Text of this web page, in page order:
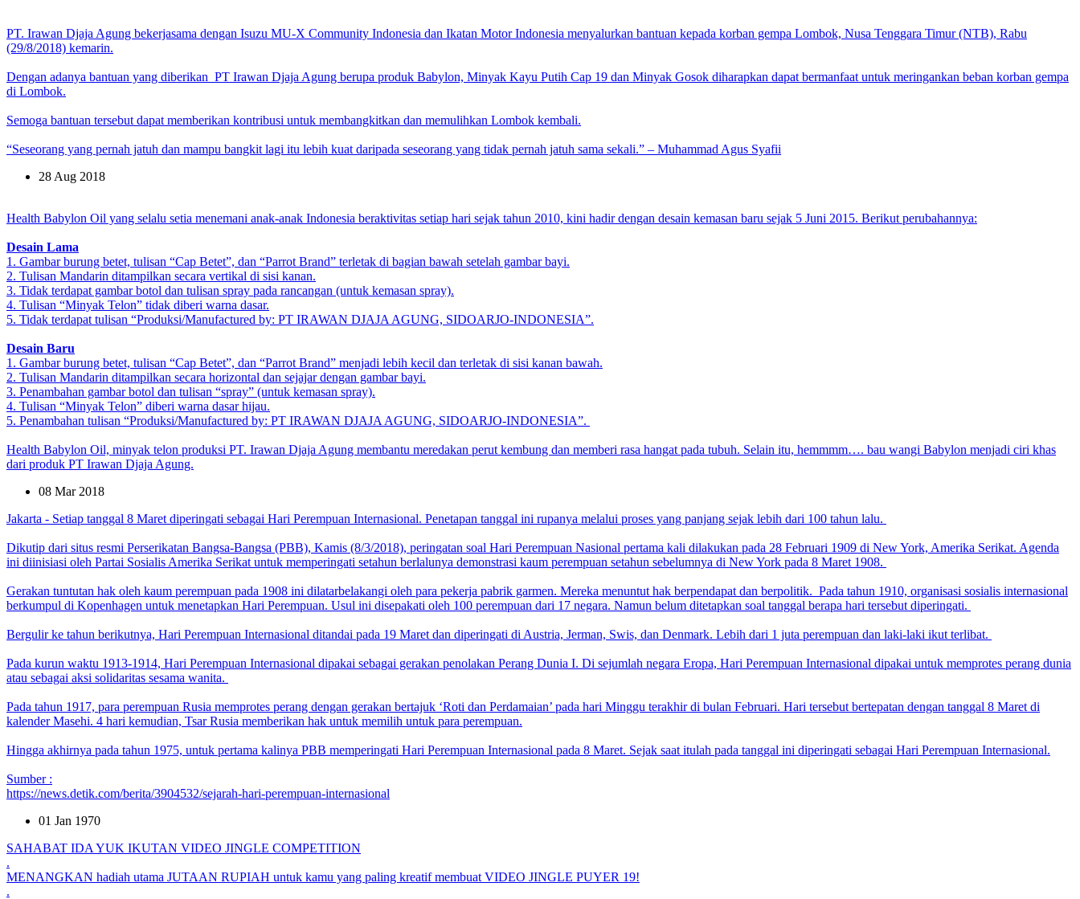
PT. Irawan Djaja Agung bekerjasama dengan Isuzu MU-X Community Indonesia dan Ikatan Motor Indonesia menyalurkan bantuan kepada korban gempa Lombok, Nusa Tenggara Timur (NTB), Rabu
(29/8/2018) kemarin.
Dengan adanya bantuan yang diberikan PT Irawan Djaja Agung berupa produk Babylon, Minyak Kayu Putih Cap 19 dan Minyak Gosok diharapkan dapat bermanfaat untuk meringankan beban korban gempa
di Lombok.
Semoga bantuan tersebut dapat memberikan kontribusi untuk membangkitkan dan memulihkan Lombok kembali.
“Seseorang yang pernah jatuh dan mampu bangkit lagi itu lebih kuat daripada seseorang yang tidak pernah jatuh sama sekali.” – Muhammad Agus Syafii
28 Aug 2018
Health Babylon Oil yang selalu setia menemani anak-anak Indonesia beraktivitas setiap hari sejak tahun 2010, kini hadir dengan desain kemasan baru sejak 5 Juni 2015. Berikut perubahannya:
Desain Lama
1. Gambar burung betet, tulisan “Cap Betet”, dan “Parrot Brand” terletak di bagian bawah setelah gambar bayi.
2. Tulisan Mandarin ditampilkan secara vertikal di sisi kanan.
3. Tidak terdapat gambar botol dan tulisan spray pada rancangan (untuk kemasan spray).
4. Tulisan “Minyak Telon” tidak diberi warna dasar.
5. Tidak terdapat tulisan “Produksi/Manufactured by: PT IRAWAN DJAJA AGUNG, SIDOARJO-INDONESIA”.
Desain Baru
1. Gambar burung betet, tulisan “Cap Betet”, dan “Parrot Brand” menjadi lebih kecil dan terletak di sisi kanan bawah.
2. Tulisan Mandarin ditampilkan secara horizontal dan sejajar dengan gambar bayi.
3. Penambahan gambar botol dan tulisan “spray” (untuk kemasan spray).
4. Tulisan “Minyak Telon” diberi warna dasar hijau.
5. Penambahan tulisan “Produksi/Manufactured by: PT IRAWAN DJAJA AGUNG, SIDOARJO-INDONESIA”.
Health Babylon Oil, minyak telon produksi PT. Irawan Djaja Agung membantu meredakan perut kembung dan memberi rasa hangat pada tubuh. Selain itu, hemmmm…. bau wangi Babylon menjadi ciri khas
dari produk PT Irawan Djaja Agung.
08 Mar 2018
Jakarta - Setiap tanggal 8 Maret diperingati sebagai Hari Perempuan Internasional. Penetapan tanggal ini rupanya melalui proses yang panjang sejak lebih dari 100 tahun lalu.
Dikutip dari situs resmi Perserikatan Bangsa-Bangsa (PBB), Kamis (8/3/2018), peringatan soal Hari Perempuan Nasional pertama kali dilakukan pada 28 Februari 1909 di New York, Amerika Serikat. Agenda
ini diinisiasi oleh Partai Sosialis Amerika Serikat untuk memperingati setahun berlalunya demonstrasi kaum perempuan setahun sebelumnya di New York pada 8 Maret 1908.
Gerakan tuntutan hak oleh kaum perempuan pada 1908 ini dilatarbelakangi oleh para pekerja pabrik garmen. Mereka menuntut hak berpendapat dan berpolitik. Pada tahun 1910, organisasi sosialis internasional
berkumpul di Kopenhagen untuk menetapkan Hari Perempuan. Usul ini disepakati oleh 100 perempuan dari 17 negara. Namun belum ditetapkan soal tanggal berapa hari tersebut diperingati.
Bergulir ke tahun berikutnya, Hari Perempuan Internasional ditandai pada 19 Maret dan diperingati di Austria, Jerman, Swis, dan Denmark. Lebih dari 1 juta perempuan dan laki-laki ikut terlibat.
Pada kurun waktu 1913-1914, Hari Perempuan Internasional dipakai sebagai gerakan penolakan Perang Dunia I. Di sejumlah negara Eropa, Hari Perempuan Internasional dipakai untuk memprotes perang dunia
atau sebagai aksi solidaritas sesama wanita.
Pada tahun 1917, para perempuan Rusia memprotes perang dengan gerakan bertajuk ‘Roti dan Perdamaian’ pada hari Minggu terakhir di bulan Februari. Hari tersebut bertepatan dengan tanggal 8 Maret di
kalender Masehi. 4 hari kemudian, Tsar Rusia memberikan hak untuk memilih untuk para perempuan.
Hingga akhirnya pada tahun 1975, untuk pertama kalinya PBB memperingati Hari Perempuan Internasional pada 8 Maret. Sejak saat itulah pada tanggal ini diperingati sebagai Hari Perempuan Internasional.
Sumber :
https://news.detik.com/berita/3904532/sejarah-hari-perempuan-internasional
01 Jan 1970
SAHABAT IDA YUK IKUTAN VIDEO JINGLE COMPETITION
.
MENANGKAN hadiah utama JUTAAN RUPIAH untuk kamu yang paling kreatif membuat VIDEO JINGLE PUYER 19!
.